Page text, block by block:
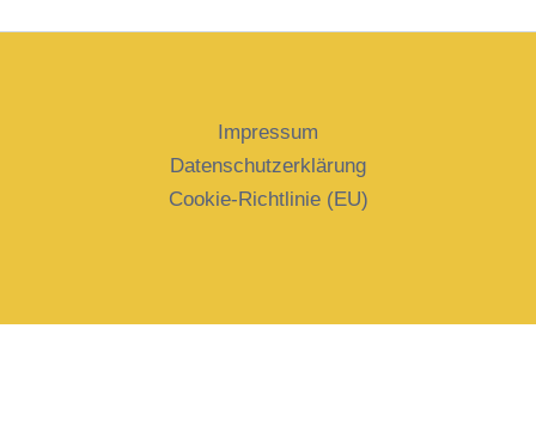
Impressum
Datenschutzerklärung
Cookie-Richtlinie (EU)